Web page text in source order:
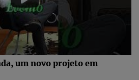
um novo projeto em